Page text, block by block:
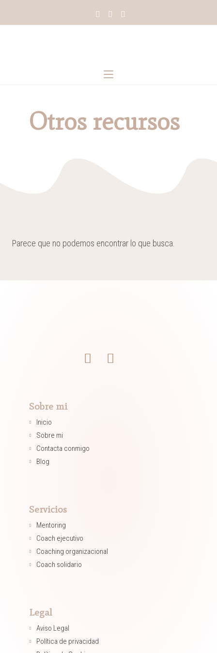
Otros recursos
Parece que no podemos encontrar lo que busca.
Sobre mi
Inicio
Sobre mi
Contacta conmigo
Blog
Servicios
Mentoring​
Coach ejecutivo​
Coaching organizacional​
Coach solidario​
Legal
Aviso Legal
Política de privacidad